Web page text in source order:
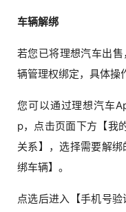
车辆解绑
若您已将理想汽车出
辆管理权绑定，具体操
您可以通过理想汽车
p，点击页面下方【我
关系】，选择需要解
绑车辆】。
点选后进入【手机号